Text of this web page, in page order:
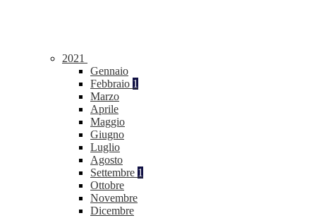
2021
Gennaio
Febbraio 1
Marzo
Aprile
Maggio
Giugno
Luglio
Agosto
Settembre 1
Ottobre
Novembre
Dicembre